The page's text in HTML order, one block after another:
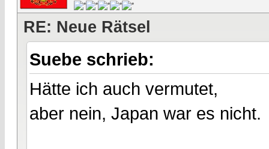
RE: Neue Rätsel
Suebe schrieb:
Hätte ich auch vermutet,
aber nein, Japan war es nicht.